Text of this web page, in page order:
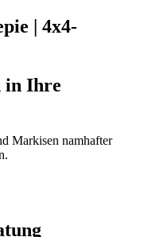
| 4x4-
in Ihre
Markisen namhafter